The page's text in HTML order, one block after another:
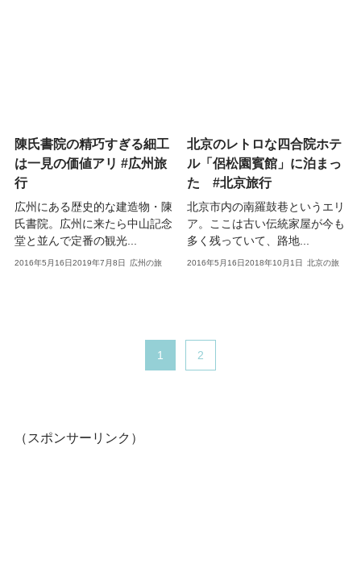
陳氏書院の精巧すぎる細工
は一見の価値アリ #広州旅
行
広州にある歴史的な建造物・陳
氏書院。広州に来たら中山記念
堂と並んで定番の観光...
2016年5月16日2019年7月8日 広州の旅
北京のレトロな四合院ホテ
ル「侶松園賓館」に泊まっ
た #北京旅行
北京市内の南羅鼓巷というエリ
ア。ここは古い伝統家屋が今も
多く残っていて、路地...
2016年5月16日2018年10月1日 北京の旅
1 2
（スポンサーリンク）